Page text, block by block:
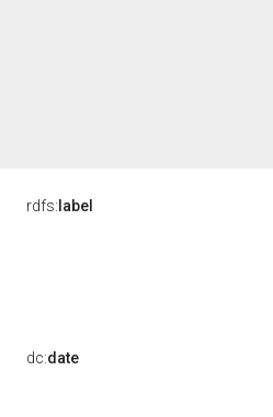
rdfs: label
dc:date